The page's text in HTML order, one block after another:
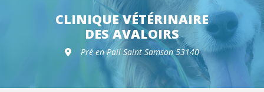
Sélection de croquettes vétérinaire
CLINIQUE VÉTÉRINAIRE
DES AVALOIRS
Pré-en-Pail-Saint-Samson 53140